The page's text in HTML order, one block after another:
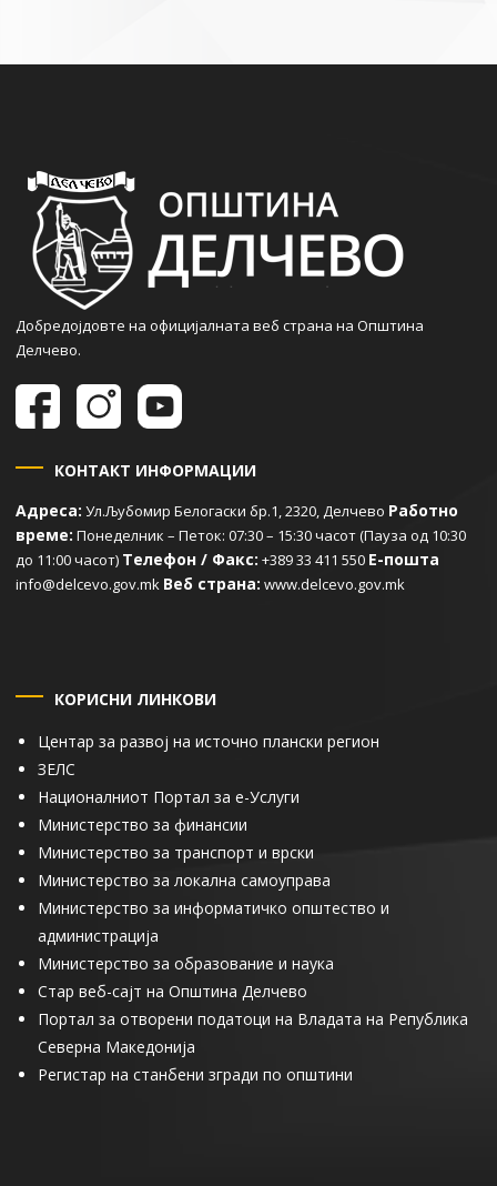
Добредојдовте на официјалната веб страна на Општина
Делчево.
КОНТАКТ ИНФОРМАЦИИ
Адреса: Ул.Љубомир Белогаски бр.1, 2320, Делчево Работно
време: Понеделник – Петок: 07:30 – 15:30 часот (Пауза од 10:30
до 11:00 часот) Телефон / Факс: +389 33 411 550 Е-пошта
info@delcevo.gov.mk Веб страна: www.delcevo.gov.mk
КОРИСНИ ЛИНКОВИ
Центар за развој на источно плански регион
ЗЕЛС
Националниот Портал за е-Услуги
Министерство за финансии
Министерство за транспорт и врски
Министерство за локална самоуправа
Министерство за информатичко општество и
администрација
Министерство за образование и наука
Стар веб-сајт на Општина Делчево
Портал за отворени податоци на Владата на Република
Северна Македонија
Регистар на станбени згради по општини